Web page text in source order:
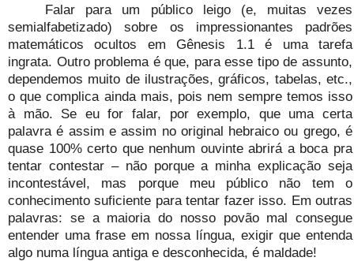
Falar para um público leigo (e, muitas vezes
semialfabetizado) sobre os impressionantes padrões
matemáticos ocultos em Gênesis 1.1 é uma tarefa
ingrata. Outro problema é que, para esse tipo de assunto,
dependemos muito de ilustrações, gráficos, tabelas, etc.,
o que complica ainda mais, pois nem sempre temos isso
à mão. Se eu for falar, por exemplo, que uma certa
palavra é assim e assim no original hebraico ou grego, é
quase 100% certo que nenhum ouvinte abrirá a boca pra
tentar contestar – não porque a minha explicação seja
incontestável, mas porque meu público não tem o
conhecimento suficiente para tentar fazer isso. Em outras
palavras: se a maioria do nosso povão mal consegue
entender uma frase em nossa língua, exigir que entenda
algo numa língua antiga e desconhecida, é maldade!